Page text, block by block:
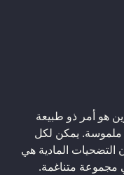
هو أمر ذو طبيعة
ملموسة. يمكن لكل
التضحيات المادية هي
مجموعة متناغمة.